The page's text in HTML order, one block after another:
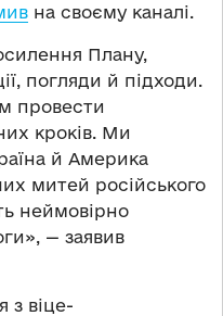
на своєму каналі.
Плану,
погляди й підходи.
провести
кроків. Ми
й Америка
митей російського
неймовірно
— заявив
з віце-